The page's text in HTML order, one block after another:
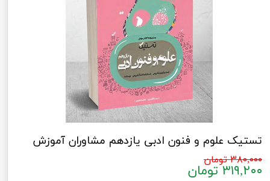
تستیک علوم و فنون ادبی یازدهم مشاوران آموزش
۳۸۰,۰۰۰ تومان
۳۱۹,۲۰۰ تومان